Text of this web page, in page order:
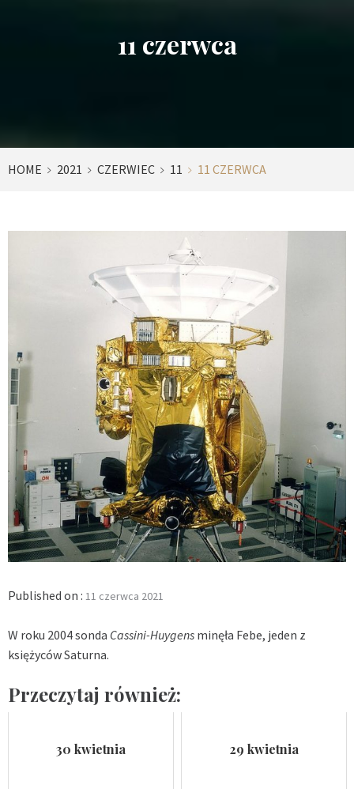
11 czerwca
HOME 2021 CZERWIEC 11 11 CZERWCA
Published on : 11 czerwca 2021
W roku 2004 sonda Cassini-Huygens minęła Febe, jeden z
księżyców Saturna.
Przeczytaj również:
30 kwietnia 29 kwietnia